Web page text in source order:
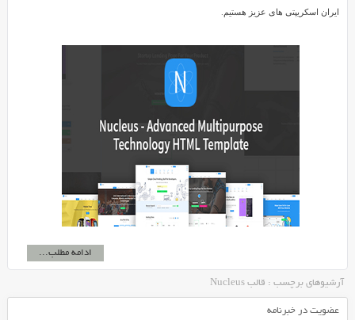
ایران اسکریپتی های عزیز هستیم.
ادامه مطلب...
آرشیوهای برچسب : قالب Nucleus
عضویت در خبرنامه